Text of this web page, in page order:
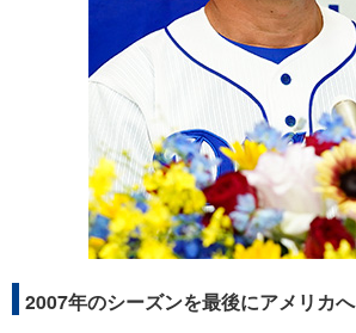
2007年のシーズンを最後にアメリカへ